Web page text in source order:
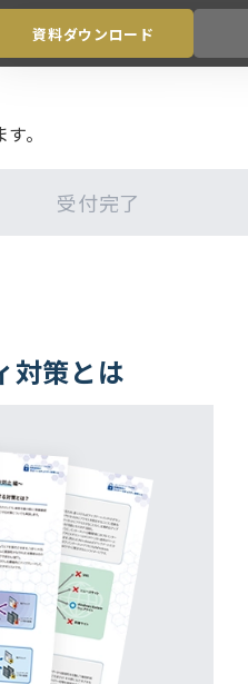
資料ダウンロード
。
受付完了
対策とは